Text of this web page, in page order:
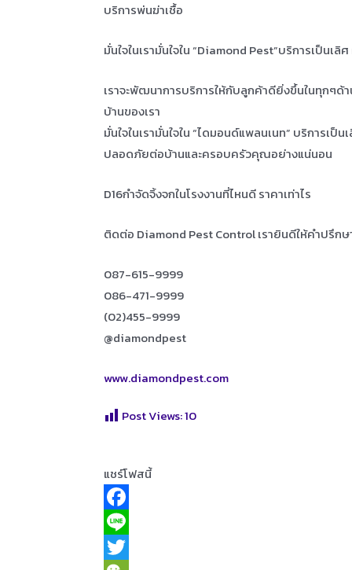
บริการพ่นฆ่าเชื้อ
มั่นใจในเรามั่นใจใน “Diamond Pest”บริการเป็น
เราจะพัฒนาการบริการให้กับลูกค้าดียิ่งขึ้นในทุกๆด้
บ้านของเรา
มั่นใจในเรามั่นใจใน “ไดมอนด์แพลนเนท” บริการเ
ปลอดภัยต่อบ้านและครอบครัวคุณอย่างแน่นอน
D16กำจัดจิ้งจกในโรงงานที่ไหนดี ราคาเท่าไร
ติดต่อ Diamond Pest Control เรายินดีให้คำปรึกษ
087-615-9999
086-471-9999
(02)455-9999
@diamondpest
www.diamondpest.com
Post Views:10
แชร์โฟสนี้
F
a
L